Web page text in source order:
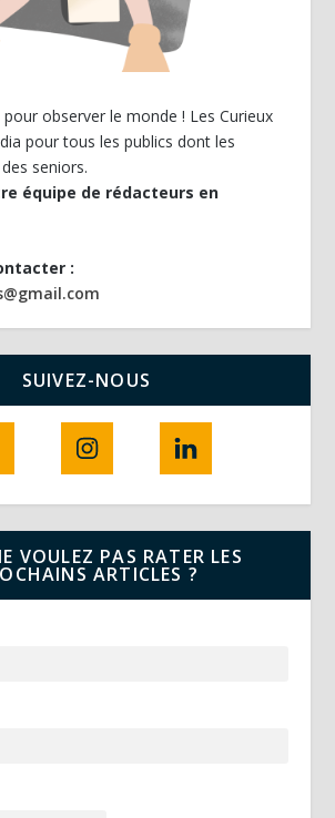
pour observer le monde ! Les Curieux
pour tous les publics dont les
seniors.
équipe de rédacteurs en
:
SUIVEZ-NOUS
VOULEZ PAS RATER LES
ARTICLES ?